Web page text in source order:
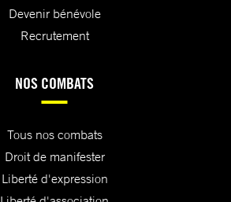
Devenir bénévole
Recrutement
NOS COMBATS
Tous nos combats
Droit de manifester
Liberté d'expression